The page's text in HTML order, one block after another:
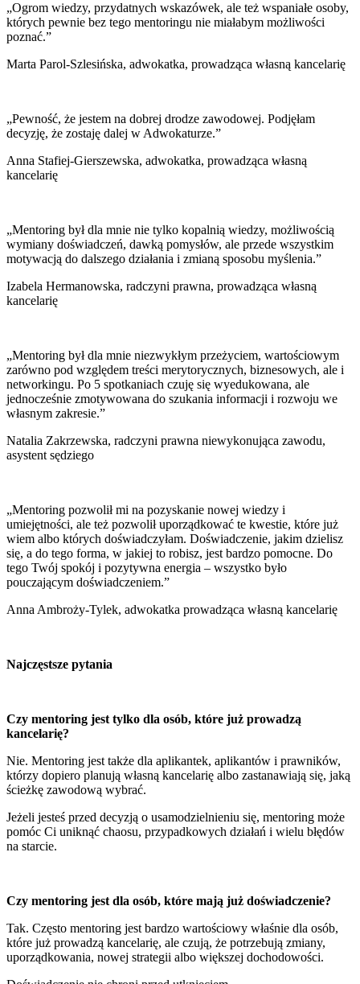
„Ogrom wiedzy, przydatnych wskazówek, ale też wspaniałe osoby,
których pewnie bez tego mentoringu nie miałabym możliwości
poznać.”
Marta Parol-Szlesińska, adwokatka, prowadząca własną kancelarię
„Pewność, że jestem na dobrej drodze zawodowej. Podjęłam
decyzję, że zostaję dalej w Adwokaturze.”
Anna Stafiej-Gierszewska, adwokatka, prowadząca własną
kancelarię
„Mentoring był dla mnie nie tylko kopalnią wiedzy, możliwością
wymiany doświadczeń, dawką pomysłów, ale przede wszystkim
motywacją do dalszego działania i zmianą sposobu myślenia.”
Izabela Hermanowska, radczyni prawna, prowadząca własną
kancelarię
„Mentoring był dla mnie niezwykłym przeżyciem, wartościowym
zarówno pod względem treści merytorycznych, biznesowych, ale i
networkingu. Po 5 spotkaniach czuję się wyedukowana, ale
jednocześnie zmotywowana do szukania informacji i rozwoju we
własnym zakresie.”
Natalia Zakrzewska, radczyni prawna niewykonująca zawodu,
asystent sędziego
„Mentoring pozwolił mi na pozyskanie nowej wiedzy i
umiejętności, ale też pozwolił uporządkować te kwestie, które już
wiem albo których doświadczyłam. Doświadczenie, jakim dzielisz
się, a do tego forma, w jakiej to robisz, jest bardzo pomocne. Do
tego Twój spokój i pozytywna energia – wszystko było
pouczającym doświadczeniem.”
Anna Ambroży-Tylek, adwokatka prowadząca własną kancelarię
Najczęstsze pytania
Czy mentoring jest tylko dla osób, które już prowadzą
kancelarię?
Nie. Mentoring jest także dla aplikantek, aplikantów i prawników,
którzy dopiero planują własną kancelarię albo zastanawiają się, jaką
ścieżkę zawodową wybrać.
Jeżeli jesteś przed decyzją o usamodzielnieniu się, mentoring może
pomóc Ci uniknąć chaosu, przypadkowych działań i wielu błędów
na starcie.
Czy mentoring jest dla osób, które mają już doświadczenie?
Tak. Często mentoring jest bardzo wartościowy właśnie dla osób,
które już prowadzą kancelarię, ale czują, że potrzebują zmiany,
uporządkowania, nowej strategii albo większej dochodowości.